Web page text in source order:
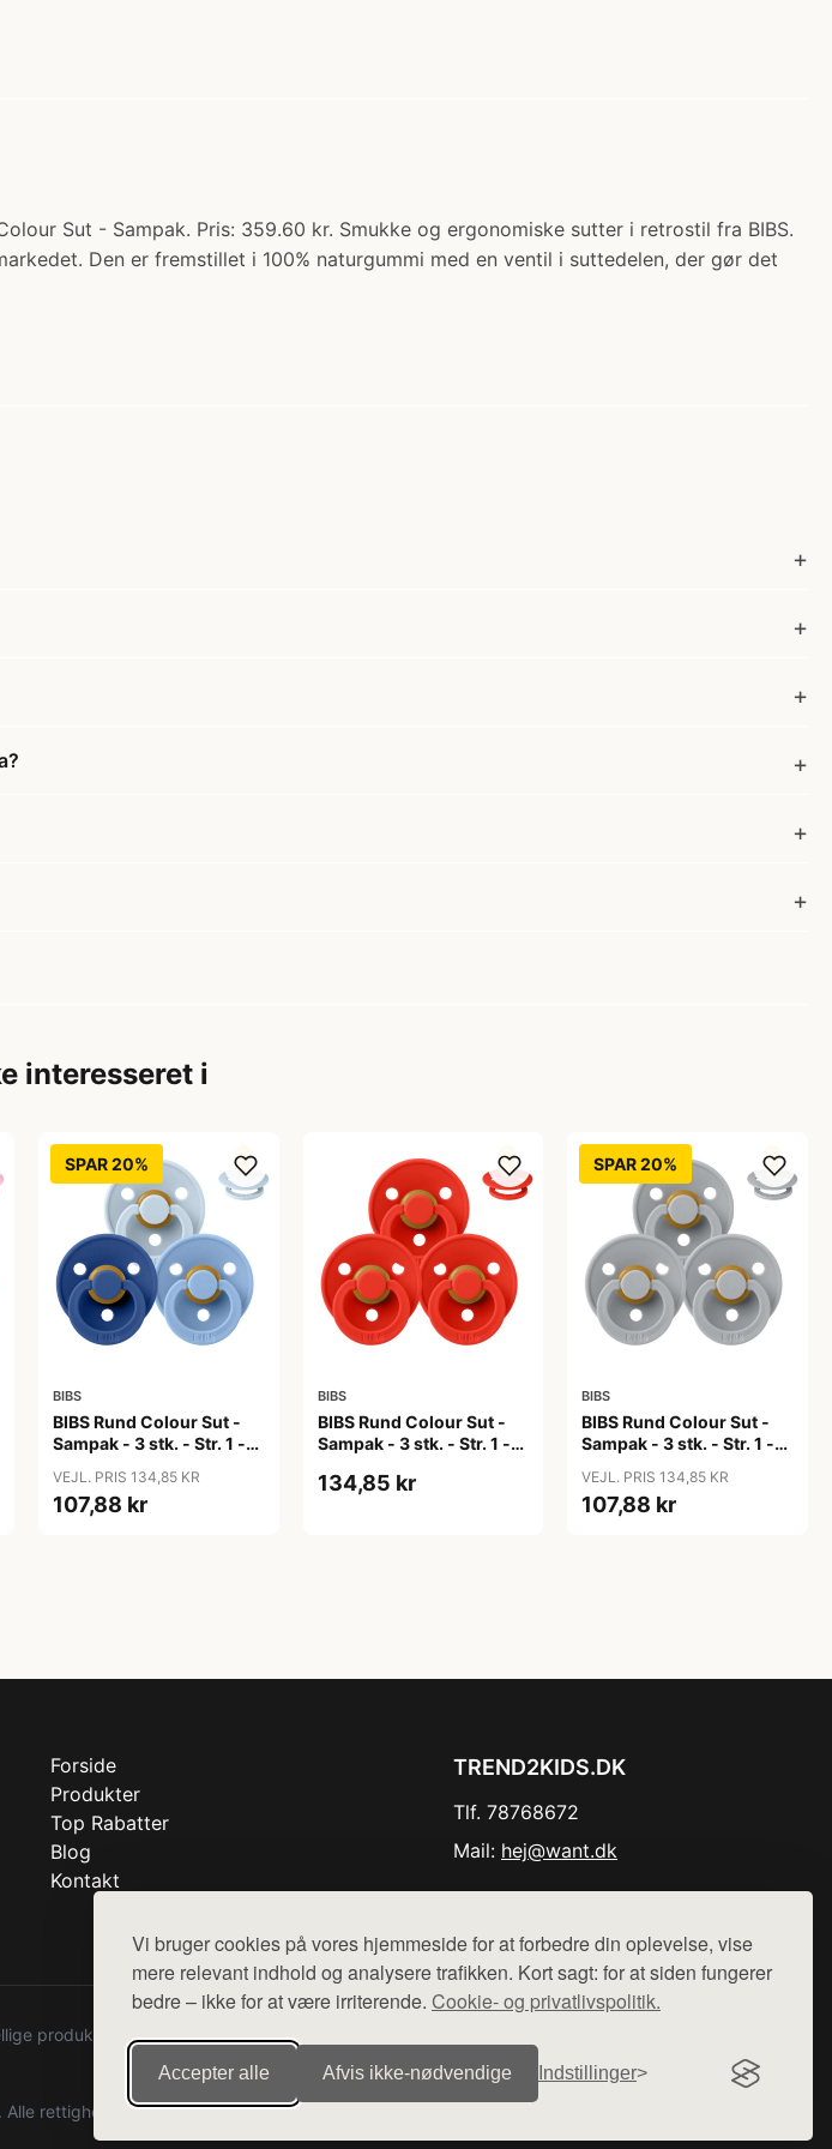
Vi bruger cookies på vores hjemmeside for at forbedre din oplevelse, vise
mere relevant indhold og analysere trafikken. Kort sagt: for at siden fungerer
bedre – ikke for at være irriterende. Cookie- og privatlivspolitik.
Accepter alle Afvis ikke‑nødvendige Indstillinger
Sut - Sampak. Pris: 359.60 kr. Smukke og ergonomiske sutter i retrostil fra BIBS.
Den er fremstillet i 100% naturgummi med en ventil i suttedelen, der gør det
interesseret i
SPAR 20%
BIBS
BIBS Rund Colour Sut -
Sampak - 3 stk. - Str. 1 -
VEJL. PRIS 134,85 KR
107,88 kr
BIBS
BIBS Rund Colour Sut -
Sampak - 3 stk. - Str. 1 -
134,85 kr
SPAR 20%
BIBS
BIBS Rund Colour Sut -
Sampak - 3 stk. - Str. 1 -
VEJL. PRIS 134,85 KR
107,88 kr
Forside
Produkter
Top Rabatter
Blog
Kontakt
TREND2KIDS.DK
Tlf. 78768672
Mail: hej@want.dk
produkter fra diverse webshops. Der sælges ikke varer fra denne side - vi henviser til de shops,
rettigheder forbeholdes.